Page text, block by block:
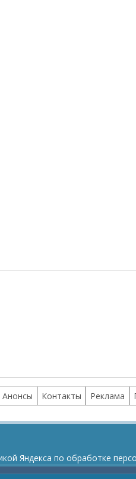
Анонсы Контакты Реклама
Яндекса по обработке